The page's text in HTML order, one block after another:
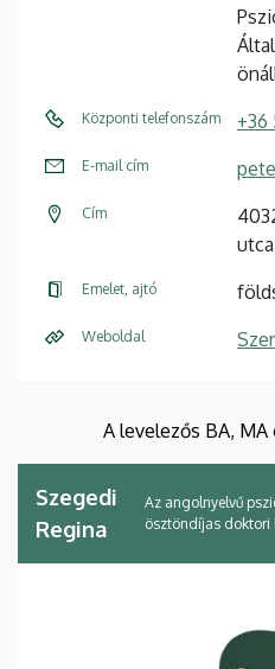
Központi telefonszám +36
E-mail cím
Cím
Emelet, ajtó
Weboldal
A levelezős BA,
Szegedi
Regina
Az angolnyelvű
ösztöndíjas doktori